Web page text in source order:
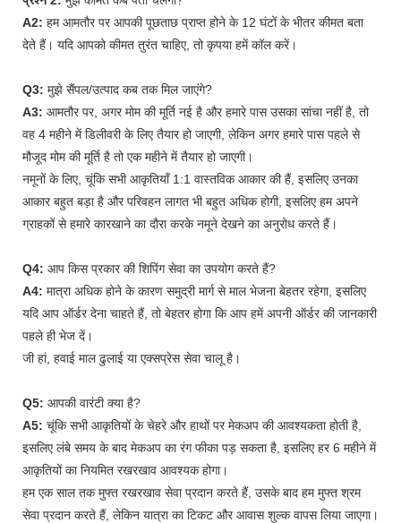
A2: हम आमतौर पर आपकी पूछताछ प्राप्त होने के 12 घंटों के भीतर कीमत बता
देते हैं। यदि आपको कीमत तुरंत चाहिए, तो कृपया हमें कॉल करें।
Q3: मुझे सैंपल/उत्पाद कब तक मिल जाएंगे?
A3: आमतौर पर, अगर मोम की मूर्ति नई है और हमारे पास उसका सांचा नहीं है, तो
वह 4 महीने में डिलीवरी के लिए तैयार हो जाएगी, लेकिन अगर हमारे पास पहले से
मौजूद मोम की मूर्ति है तो एक महीने में तैयार हो जाएगी।
नमूनों के लिए, चूंकि सभी आकृतियाँ 1:1 वास्तविक आकार की हैं, इसलिए उनका
आकार बहुत बड़ा है और परिवहन लागत भी बहुत अधिक होगी, इसलिए हम अपने
ग्राहकों से हमारे कारखाने का दौरा करके नमूने देखने का अनुरोध करते हैं।
Q4: आप किस प्रकार की शिपिंग सेवा का उपयोग करते हैं?
A4: मात्रा अधिक होने के कारण समुद्री मार्ग से माल भेजना बेहतर रहेगा, इसलिए
यदि आप ऑर्डर देना चाहते हैं, तो बेहतर होगा कि आप हमें अपनी ऑर्डर की जानकारी
पहले ही भेज दें।
जी हां, हवाई माल ढुलाई या एक्सप्रेस सेवा चालू है।
Q5: आपकी वारंटी क्या है?
A5: चूंकि सभी आकृतियों के चेहरे और हाथों पर मेकअप की आवश्यकता होती है,
इसलिए लंबे समय के बाद मेकअप का रंग फीका पड़ सकता है, इसलिए हर 6 महीने में
आकृतियों का नियमित रखरखाव आवश्यक होगा।
हम एक साल तक मुफ्त रखरखाव सेवा प्रदान करते हैं, उसके बाद हम मुफ्त श्रम
सेवा प्रदान करते हैं, लेकिन यात्रा का टिकट और आवास शुल्क वापस लिया जाएगा।